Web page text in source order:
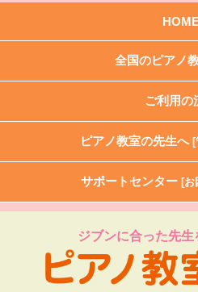
全国のピアノ
ご利用の
ピアノ教室の先生へ
サポートセンター [お
ジブンに合った先生